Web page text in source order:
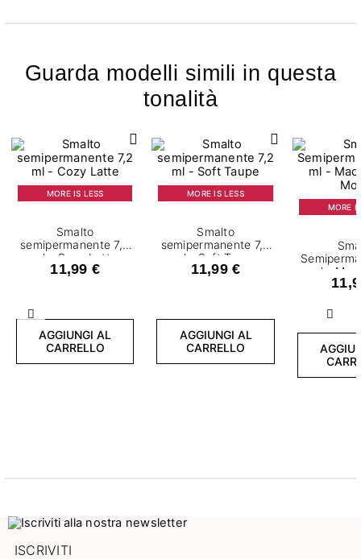
Guarda modelli simili in questa
tonalità
Precedente
MORE IS LESS
Smalto
semipermanente 7,2
ml - Cozy Latte
11,99 €
AGGIUNGI AL
CARRELLO
MORE IS LESS
Smalto
semipermanente 7,2
ml - Soft Taupe
11,99 €
AGGIUNGI AL
CARRELLO
MORE
ml -
ISCRIVITI